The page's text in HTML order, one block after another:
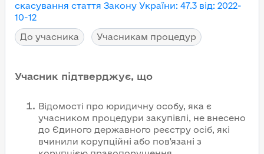
скасування стаття Закону України: 47.3 від: 2022-
10-12
До учасника
Учасникам процедур
Учасник підтверджує, що
Відомості про юридичну особу, яка є
учасником процедури закупівлі, не внесено
до Єдиного державного реєстру осіб, які
вчинили корупційні або пов'язані з